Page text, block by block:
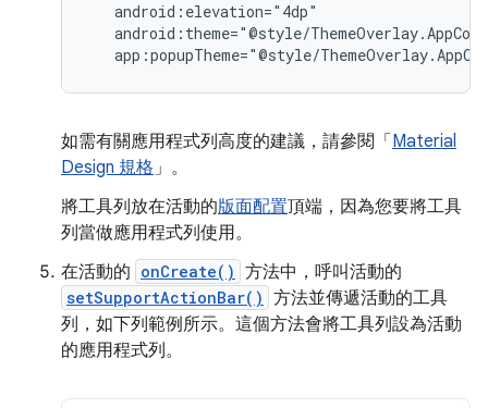
app:popupTheme="@style/
如需有關應用程式列高度的建議，請參閱「Material
Design 規格 」。
將工具列放在活動的版面配置頂端，因為您要將工具
列當做應用程式列使用。
在活動的 onCreate() 方法中，呼叫活動的
setSupportActionBar() 方法並傳遞活動的工具
列，如下列範例所示。這個方法會將工具列設為活動
的應用程式列。